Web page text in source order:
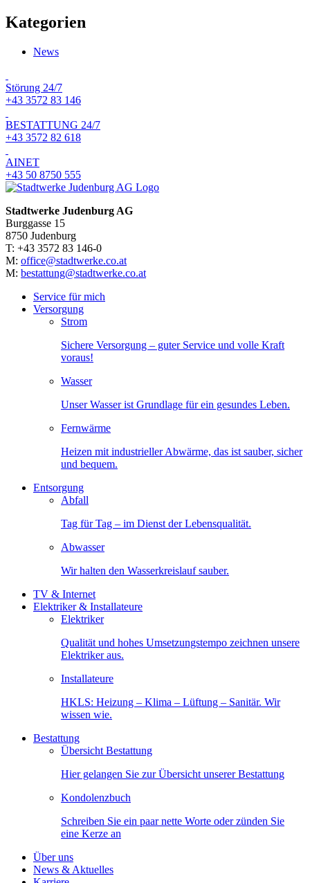
Kategorien
News
Störung 24/7
+43 3572 83 146
BESTATTUNG 24/7
+43 3572 82 618
AINET
+43 50 8750 555
Stadtwerke Judenburg AG
Burggasse 15
8750 Judenburg
T: +43 3572 83 146-0
M: office@stadtwerke.co.at
M: bestattung@stadtwerke.co.at
Service für mich
Versorgung
Strom
Sichere Versorgung – guter Service und volle Kraft
voraus!
Wasser
Unser Wasser ist Grundlage für ein gesundes Leben.
Fernwärme
Heizen mit industrieller Abwärme, das ist sauber, sicher
und bequem.
Entsorgung
Abfall
Tag für Tag – im Dienst der Lebensqualität.
Abwasser
Wir halten den Wasserkreislauf sauber.
TV & Internet
Elektriker & Installateure
Elektriker
Qualität und hohes Umsetzungstempo zeichnen unsere
Elektriker aus.
Installateure
HKLS: Heizung – Klima – Lüftung – Sanitär. Wir
wissen wie.
Bestattung
Übersicht Bestattung
Hier gelangen Sie zur Übersicht unserer Bestattung
Kondolenzbuch
Schreiben Sie ein paar nette Worte oder zünden Sie
eine Kerze an
Über uns
News & Aktuelles